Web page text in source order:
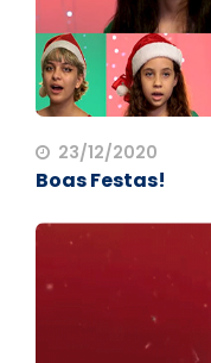
23/12/2020
Boas Festas!